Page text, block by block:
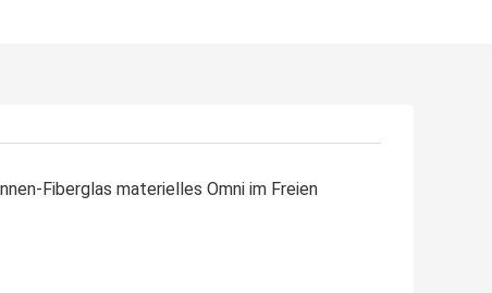
Fiberglas materielles Omni im Freien